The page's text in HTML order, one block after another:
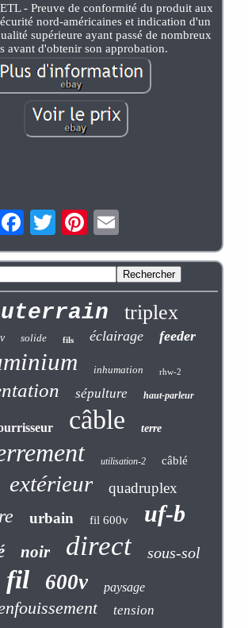
- Preuve de conformité du produit aux
nord-américaines et indication d'un
supérieure ayant passé de nombreux
avant d'obtenir son approbation.
triplex
solide fils éclairage feeder
inhumation rhw-2
sépulture haut-parleur
câble terre
utilisation-2 câblé
extérieur quadruplex
urbain fil 600v uf-b
noir direct sous-sol
fil 600v paysage
tension